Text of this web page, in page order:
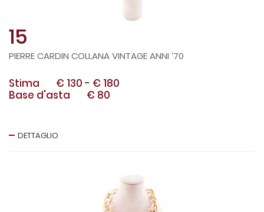
15
PIERRE CARDIN COLLANA VINTAGE ANNI ‘70
Stima € 130 - € 180
Base d'asta
€ 80
DETTAGLIO